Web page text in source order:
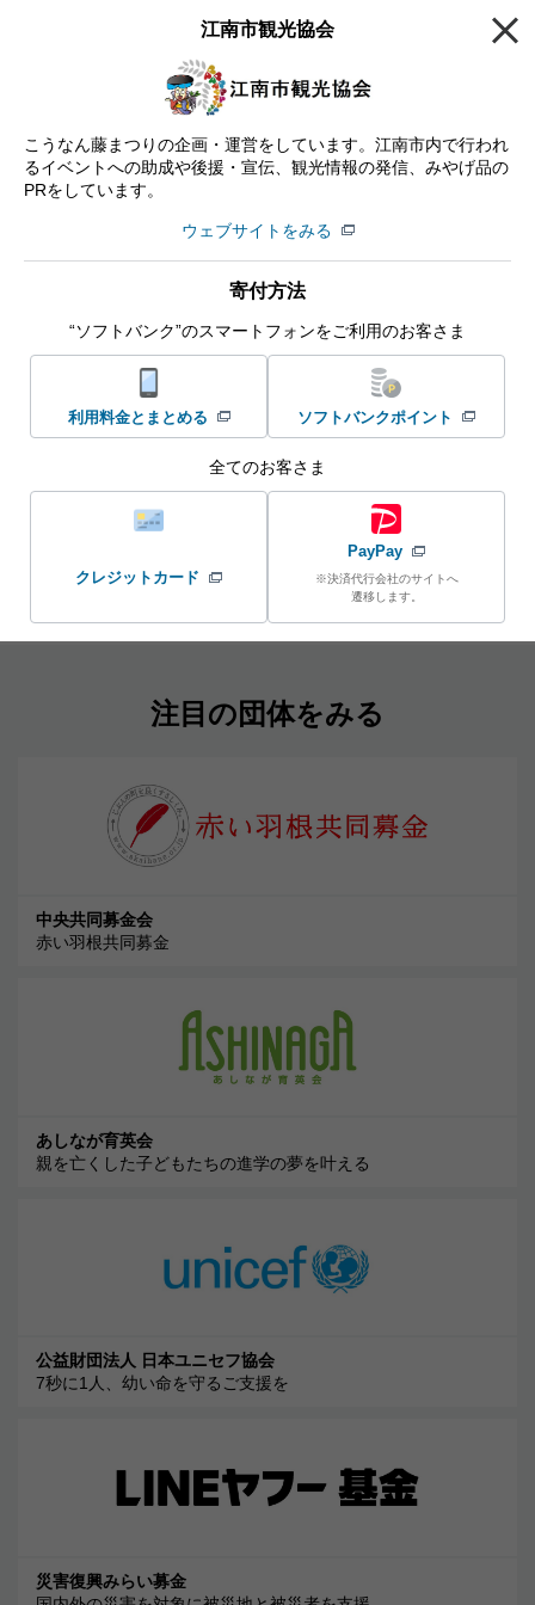
企業・IR
社会 地域・団体への支援 つながる募金
寄付先団体一覧
「つながる募金」で寄付ができる非営利団体をご確認いただけま
注目の団体をみる
団体を探す
注目の団体をみる
中央共同募金会
赤い羽根共同募金
あしなが育英会
親を亡くした子どもたちの進学の夢を叶える
公益財団法人 日本ユニセフ協会
7秒に1人、幼い命を守るご支援を
災害復興みらい募金
江南市観光協会
こうなん藤まつりの企画・運営をしています。江南市内で行われ
るイベントへの助成や後援・宣伝、観光情報の発信、みやげ品の
PRをしています。
ウェブサイトをみる
寄付方法
“ソフトバンク”のスマートフォンをご利用のお客さま
利用料金とまとめる ソフトバンクポイント
全てのお客さま
クレジットカード
PayPay
※決済代行会社のサイトへ
遷移します。